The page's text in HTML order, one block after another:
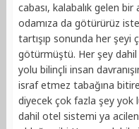
cabası, kalabalık gelen
odamıza da götürürüz
tartışıp sonunda her şeyi
götürmüştü. Her şey
yolu bilinçli insan
israf etmez tabağına
diyecek çok fazla şey
dahil otel sistemi ya